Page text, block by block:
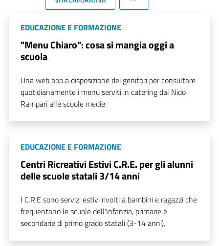
EDUCAZIONE E FORMAZIONE
"Menu Chiaro": cosa si mangia oggi a
scuola
Una web app a disposizione dei genitori per consultare
quotidianamente i menu serviti in catering dal Nido
Rampari alle scuole medie
EDUCAZIONE E FORMAZIONE
Centri Ricreativi Estivi C.R.E. per gli alunni
delle scuole statali 3/14 anni
I C.R.E sono servizi estivi rivolti a bambini e ragazzi che
frequentano le scuole dell'Infanzia, primarie e
secondarie di primo grado statali (3-14 anni).